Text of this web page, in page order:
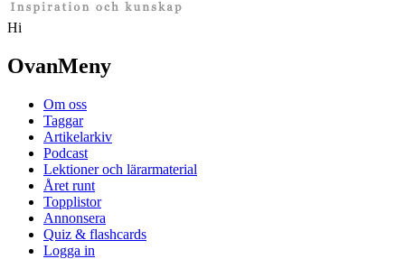
Hi
OvanMeny
Om oss
Taggar
Artikelarkiv
Podcast
Lektioner och lärarmaterial
Året runt
Topplistor
Annonsera
Quiz & flashcards
Logga in